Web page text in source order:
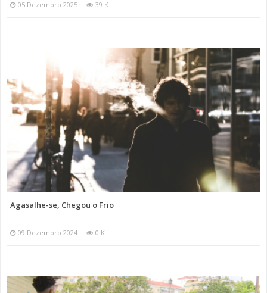
05 Dezembro 2025 39 K
Agasalhe-se, Chegou o Frio
09 Dezembro 2024 0 K